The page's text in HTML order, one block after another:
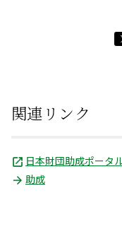
関連リンク
日本財団助成ポータ
助成